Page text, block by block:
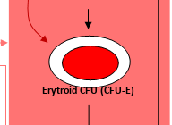
Erytroid CFU (CFU-E)